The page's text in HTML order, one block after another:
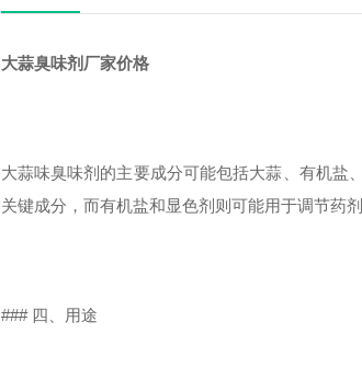
大蒜臭味剂厂家价格
大蒜味臭味剂的主要成分可能包括大蒜、有机盐
关键成分，而有机盐和显色剂则可能用于调节药
### 四、用途